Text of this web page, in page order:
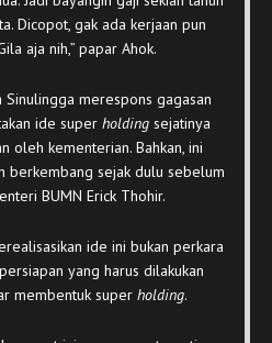
Dicopot, gak ada kerjaan pun
aja nih,” papar Ahok.
merespons gagasan
ide super holding sejatinya
oleh kementerian. Bahkan, ini
berkembang sejak dulu sebelum
BUMN Erick Thohir.
ide ini bukan perkara
yang harus dilakukan
membentuk super holding.